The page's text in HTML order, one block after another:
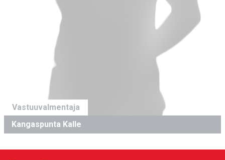
Vastuuvalmentaja
Kangaspunta Kalle